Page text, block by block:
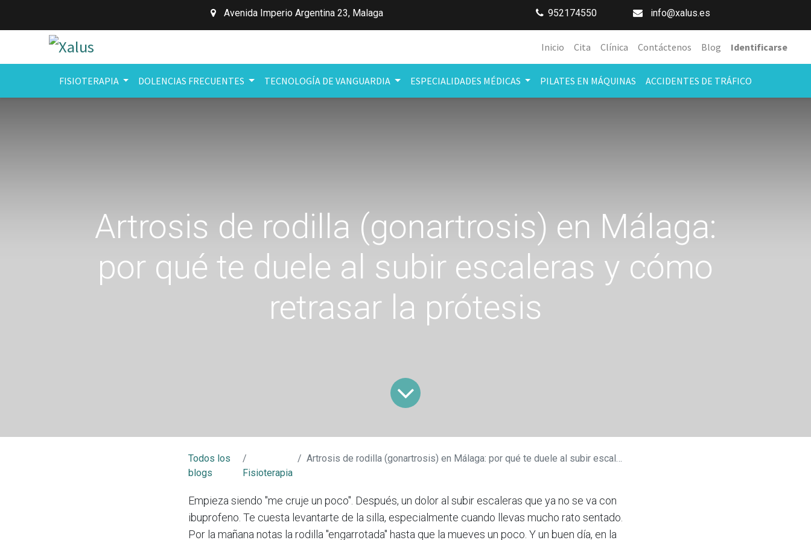
Avenida Imperio Argentina 23, Malaga 952174550 info@xalus.es
Inicio Cita Clínica Contáctenos Blog Identificarse
FISIOTERAPIA DOLENCIAS FRECUENTES TECNOLOGÍA DE VANGUARDIA ESPECIALIDADES MÉDICAS PILATES EN MÁQUINAS ACCIDENTES DE TRÁFICO
Artrosis de rodilla (gonartrosis) en Málaga:
por qué te duele al subir escaleras y cómo
retrasar la prótesis
Todos los
blogs
Fisioterapia
Artrosis de rodilla (gonartrosis) en Málaga: por qué te duele al subir escaleras y cómo retrasar la prótesis
Empieza siendo "me cruje un poco". Después, un dolor al subir escaleras que ya no se va con
ibuprofeno. Te cuesta levantarte de la silla, especialmente cuando llevas mucho rato sentado.
Por la mañana notas la rodilla "engarrotada" hasta que la mueves un poco. Y un buen día, en la